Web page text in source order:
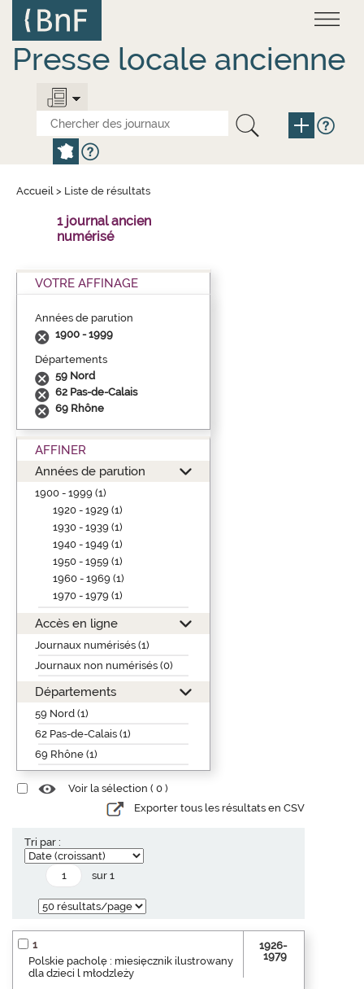
contenu
principal
Presse locale ancienne
Accueil > Liste de résultats
1 journal ancien
numérisé
VOTRE AFFINAGE
Années de parution
1900 - 1999
Départements
59 Nord
62 Pas-de-Calais
69 Rhône
AFFINER
Années de parution
1900 - 1999 (1)
1920 - 1929 (1)
1930 - 1939 (1)
1940 - 1949 (1)
1950 - 1959 (1)
1960 - 1969 (1)
1970 - 1979 (1)
Accès en ligne
Journaux numérisés (1)
Journaux non numérisés (0)
Départements
59 Nord (1)
62 Pas-de-Calais (1)
69 Rhône (1)
Voir la sélection ( 0 )
Exporter tous les résultats en CSV
Tri par :
sur 1
1
Polskie pacholę : miesięcznik ilustrowany
dla dzieci l młodzleży
1926-
1979
Panneau de gestion des cookies